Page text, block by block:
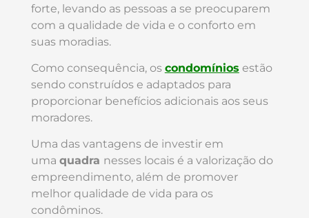
forte, levando as pessoas a se preocuparem
com a qualidade de vida e o conforto em
suas moradias.
Como consequência, os condomínios estão
sendo construídos e adaptados para
proporcionar benefícios adicionais aos seus
moradores.
Uma das vantagens de investir em
uma quadra nesses locais é a valorização do
empreendimento, além de promover
melhor qualidade de vida para os
condôminos.